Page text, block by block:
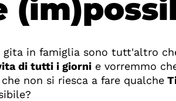
in famiglia sono tutt'altro
di tutti i giorni e vorremmo
non si riesca a fare qualche